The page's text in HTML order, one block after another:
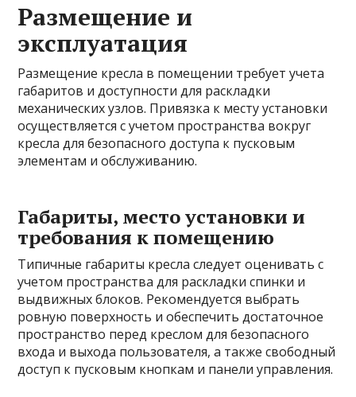
Размещение и
эксплуатация
Размещение кресла в помещении требует учета
габаритов и доступности для раскладки
механических узлов. Привязка к месту установки
осуществляется с учетом пространства вокруг
кресла для безопасного доступа к пусковым
элементам и обслуживанию.
Габариты, место установки и
требования к помещению
Типичные габариты кресла следует оценивать с
учетом пространства для раскладки спинки и
выдвижных блоков. Рекомендуется выбрать
ровную поверхность и обеспечить достаточное
пространство перед креслом для безопасного
входа и выхода пользователя, а также свободный
доступ к пусковым кнопкам и панели управления.